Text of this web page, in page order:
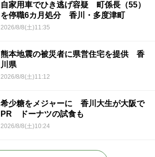
自家用車でひき逃げ容疑 町係長（55）
を停職6カ月処分 香川・多度津町
2026/8/8(土)11:35
熊本地震の被災者に県営住宅を提供 香
川県
2026/8/8(土)11:12
希少糖をメジャーに 香川大生が大阪で
PR ドーナツの試食も
2026/8/8(土)10:24